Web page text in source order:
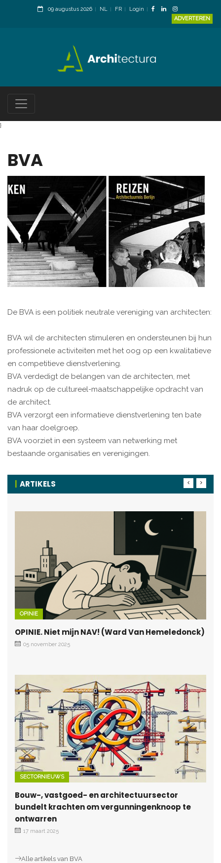
09 augustus 2026 NL FR
Login
ADVERTEREN
}
BVA
De BVA is een politiek neutrale vereniging van architecten:
BVA wil de architecten stimuleren en ondersteunen bij hun
professionele activiteiten met het oog op een kwalitatieve
en competitieve dienstverlening.
BVA verdedigt de belangen van de architecten, met
nadruk op de cultureel-maatschappelijke opdracht van
de architect.
BVA verzorgt een informatieve dienstverlening ten bate
van haar doelgroep.
BVA voorziet in een systeem van netwerking met
bestaande organisaties en verenigingen.
ARTIKELS
OPINIE
OPINIE. Niet mijn NAV! (Ward Van Hemeledonck)
05 november 2025
SECTORNIEUWS
Bouw-, vastgoed- en architectuursector
bundelt krachten om vergunningenknoop te
ontwarren
17 maart 2025
Alle artikels van BVA